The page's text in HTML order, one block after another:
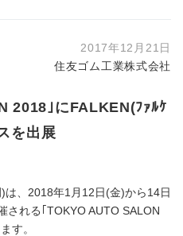
2017年12月21日
住友ゴム工業株式会社
2018｣にFALKEN(ﾌｧﾙｹ
を出展
、2018年1月12日(金)から14日
される｢TOKYO AUTO SALON
す。